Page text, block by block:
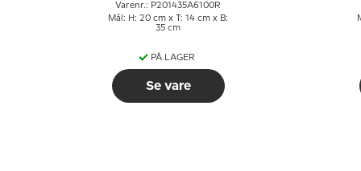
Varenr.: P201435A6100R
Mål: H: 20 cm x T: 14 cm x B:
35 cm
PÅ LAGER
Se vare